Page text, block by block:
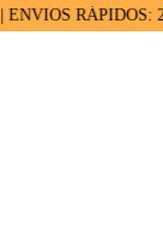
RÁPIDOS: 24/48H |